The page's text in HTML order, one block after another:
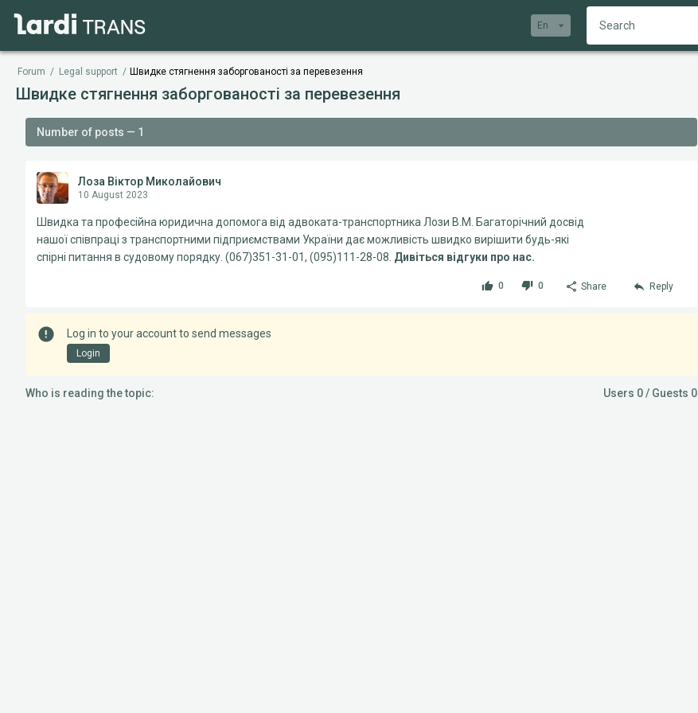
En
Forum / Legal support / Швидке стягнення заборгованості за перевезення
Швидке стягнення заборгованості за перевезення
Number of posts — 1
Лоза Віктор Миколайович
10 August 2023
Швидка та професійна юридична допомога від адвоката-транспортника Лози В.М. Багаторічний досвід
нашої співпраці з транспортними підприємствами України дає можливість швидко вирішити будь-які
спірні питання в судовому порядку. (067)351-31-01, (095)111-28-08. Дивіться відгуки про нас.
0 0 Share Reply
Log in to your account to send messages
Login
Who is reading the topic: Users 0 / Guests 0